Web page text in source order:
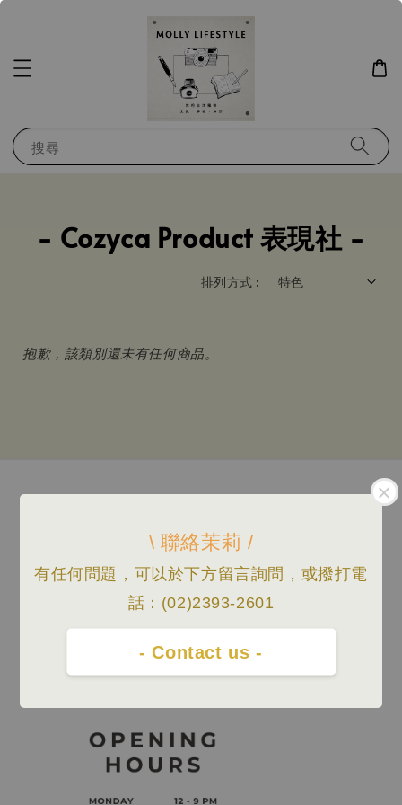
\ 聯絡茉莉 /
有任何問題，可以於下方留言詢問，或撥打電
話：(02)2393-2601
- Contact us -
搜尋
- Cozyca Product 表現社 -
排列方式 :
抱歉，該類別還未有任何商品。